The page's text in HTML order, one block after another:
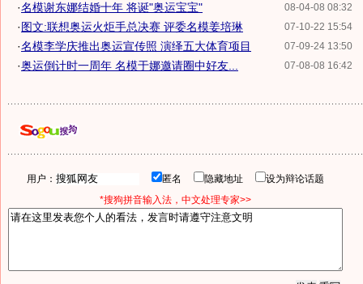
08-04-08 08:32
·名模谢东娜结婚十年 将诞"奥运宝宝"
07-10-22 15:54
·图文:联想奥运火炬手总决赛 评委名模姜培琳
07-09-24 13:50
·名模李学庆推出奥运宣传照 演绎五大体育项目
07-08-08 16:42
·奥运倒计时一周年 名模于娜邀请圈中好友...
用户： 匿名 隐藏地址
设为辩论话题
*搜狗拼音输入法，中文处理专家>>